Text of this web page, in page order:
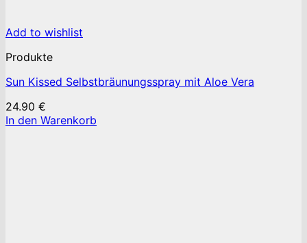
Add to wishlist
Produkte
Sun Kissed Selbstbräunungsspray mit Aloe Vera
24.90 €
In den Warenkorb